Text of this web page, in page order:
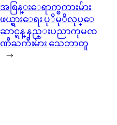
အစြန္းေရာက္စကားမ်ား
ဖယ္ရွားေရး ပုိမုိလုပ္ေ
ဆာင္ရန္ နည္းပညာကုမၸ
ဏီႀကီးမ်ား သေဘာတူ
→